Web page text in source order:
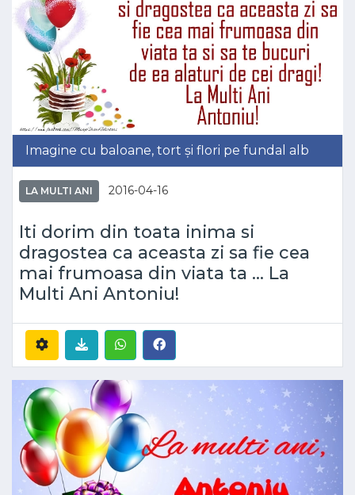
Imagine cu baloane, tort și flori pe fundal alb
LA MULTI ANI 2016-04-16
Iti dorim din toata inima si
dragostea ca aceasta zi sa fie cea
mai frumoasa din viata ta ... La
Multi Ani Antoniu!